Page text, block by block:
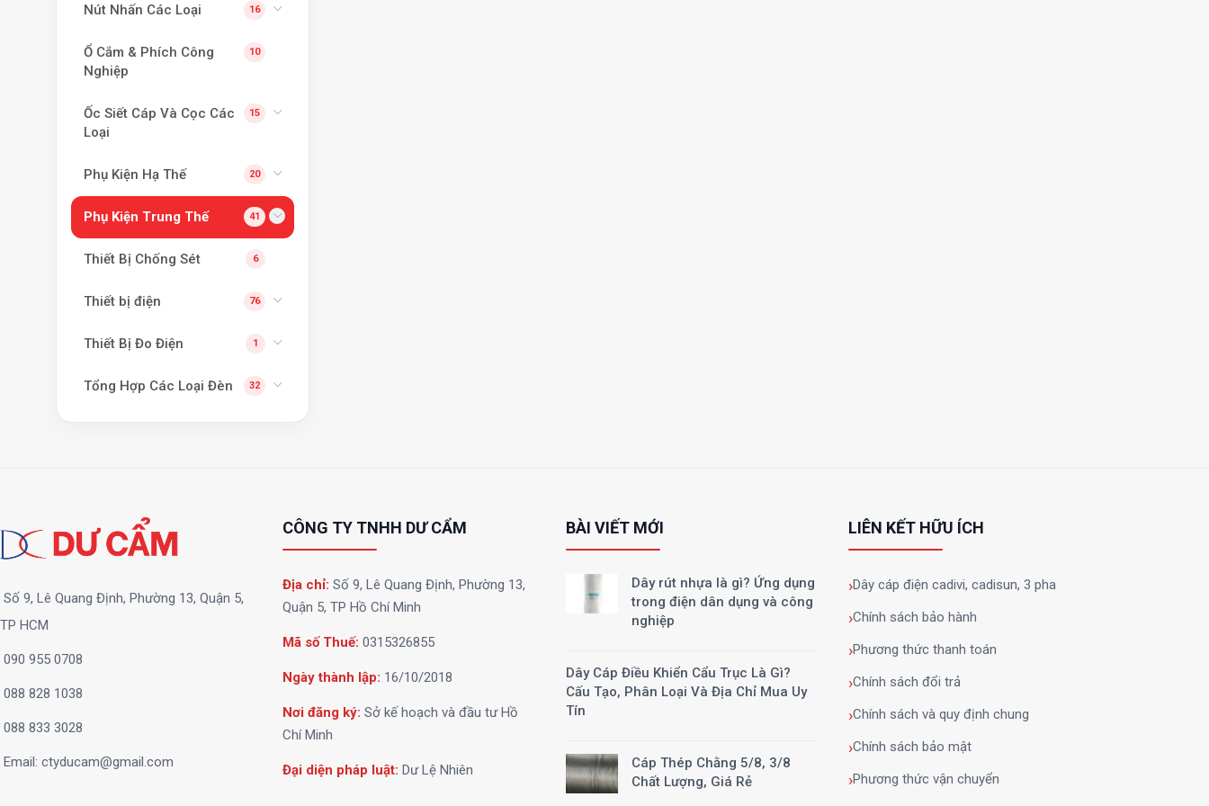
Nút Nhấn Các Loại 16
Ổ Cắm & Phích Công
Nghiệp
10
Ốc Siết Cáp Và Cọc Các
Loại
15
Phụ Kiện Hạ Thế 20
Phụ Kiện Trung Thế 41
Thiết Bị Chống Sét 6
Thiết bị điện 76
Thiết Bị Đo Điện 1
Tổng Hợp Các Loại Đèn 32
Số 9, Lê Quang Định, Phường 13, Quận 5,
TP HCM
090 955 0708
088 828 1038
088 833 3028
Email: ctyducam@gmail.com
CÔNG TY TNHH DƯ CẨM
Địa chỉ:Số 9, Lê Quang Định, Phường 13,
Quận 5, TP Hồ Chí Minh
Mã số Thuế: 0315326855
Ngày thành lập: 16/10/2018
Nơi đăng ký: Sở kế hoạch và đầu tư Hồ
Chí Minh
Đại diện pháp luật: Dư Lệ Nhiên
BÀI VIẾT MỚI
Dây rút nhựa là gì? Ứng dụng
trong điện dân dụng và công
nghiệp
Dây Cáp Điều Khiển Cẩu Trục Là Gì?
Cấu Tạo, Phân Loại Và Địa Chỉ Mua Uy
Tín
Cáp Thép Chằng 5/8, 3/8
Chất Lượng, Giá Rẻ
LIÊN KẾT HỮU ÍCH
Dây cáp điện cadivi, cadisun, 3 pha
Chính sách bảo hành
Phương thức thanh toán
Chính sách đổi trả
Chính sách và quy định chung
Chính sách bảo mật
Phương thức vận chuyển